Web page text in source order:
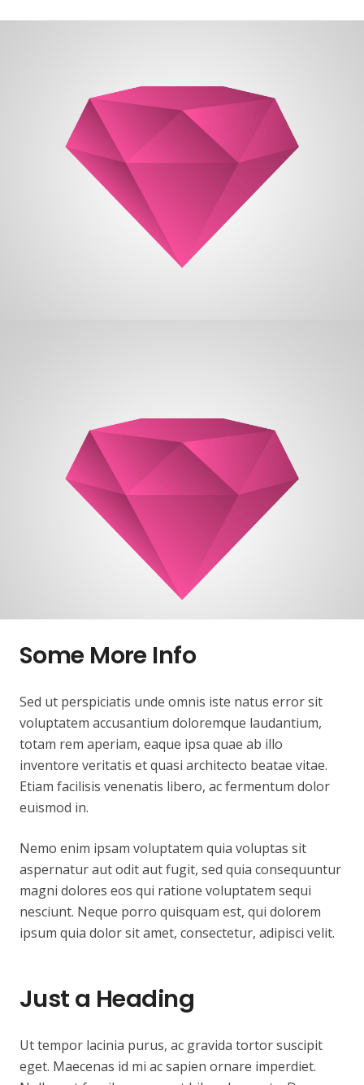
Some More Info
Sed ut perspiciatis unde omnis iste natus error sit
voluptatem accusantium doloremque laudantium,
totam rem aperiam, eaque ipsa quae ab illo
inventore veritatis et quasi architecto beatae vitae.
Etiam facilisis venenatis libero, ac fermentum dolor
euismod in.
Nemo enim ipsam voluptatem quia voluptas sit
aspernatur aut odit aut fugit, sed quia consequuntur
magni dolores eos qui ratione voluptatem sequi
nesciunt. Neque porro quisquam est, qui dolorem
ipsum quia dolor sit amet, consectetur, adipisci velit.
Just a Heading
Ut tempor lacinia purus, ac gravida tortor suscipit
eget. Maecenas id mi ac sapien ornare imperdiet.